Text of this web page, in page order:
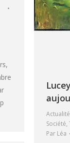
Société,
Par Léa